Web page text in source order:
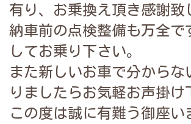
有り、お乗換え頂き感謝致
納車前の点検整備も万全で
してお乗り下さい。
また新しいお車で分からな
りましたらお気軽お声掛け
この度は誠に有難う御座い